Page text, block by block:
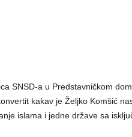
SNSD-a u Predstavničkom
kakav je Željko Komšić
islama i jedne države sa